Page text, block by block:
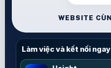
WEBSITE
Làm việc và kết nối